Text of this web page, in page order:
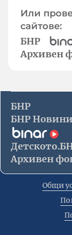
Или
сайтове:
БНР
Архивен
БНР
БНР Новини
Архивен
Общи